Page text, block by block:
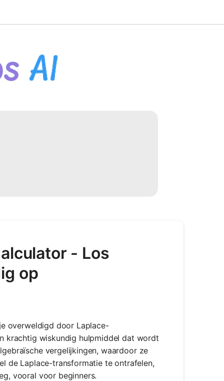
- Los
op
overweldigd door Laplace-
krachtig wiskundig hulpmiddel dat wordt
vergelijkingen, waardoor ze
de Laplace-transformatie te ontrafelen,
vooral voor beginners.